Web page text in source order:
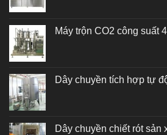
Máy trộn CO2 công suất
Dây chuyền tích hợp tự
Dây chuyền chiết rót